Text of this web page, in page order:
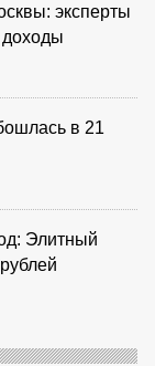
эксперты
доходы
в 21
Элитный